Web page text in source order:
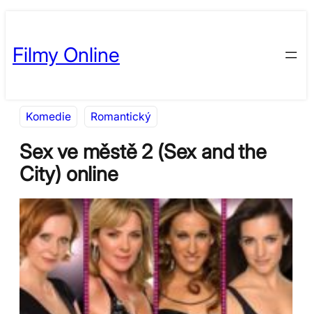
obsah
content
Filmy Online
Komedie Romantický
Sex ve městě 2 (Sex and the
City) online